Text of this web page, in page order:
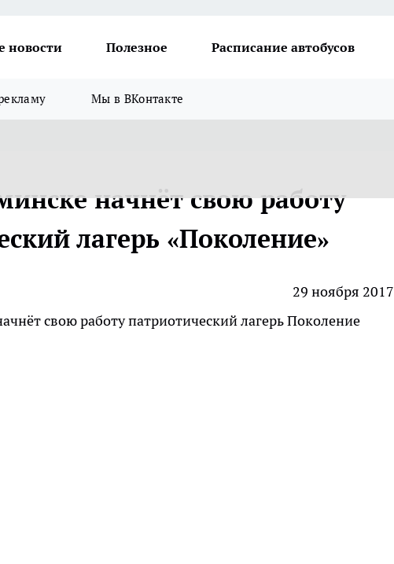
новости Полезное Расписание автобусов
Мы в ВКонтакте
начнёт свою работу
лагерь «Поколение»
29 ноября 2017